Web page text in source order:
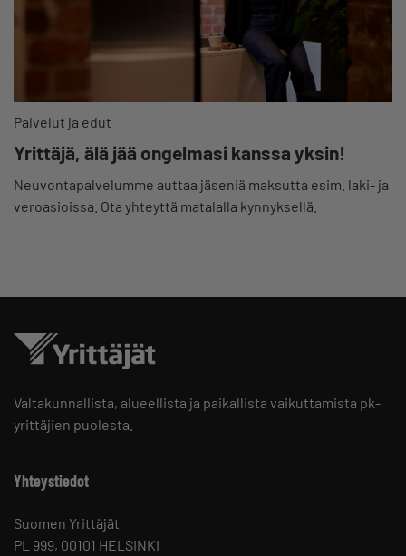
Palvelut ja edut
Yrittäjä, älä jää ongelmasi kanssa yksin!
Neuvontapalvelumme auttaa jäseniä maksutta esim. laki- ja
veroasioissa. Ota yhteyttä matalalla kynnyksellä.
Valtakunnallista, alueellista ja paikallista vaikuttamista pk-
yrittäjien puolesta.
Yhteystiedot
Suomen Yrittäjät
PL 999, 00101 HELSINKI